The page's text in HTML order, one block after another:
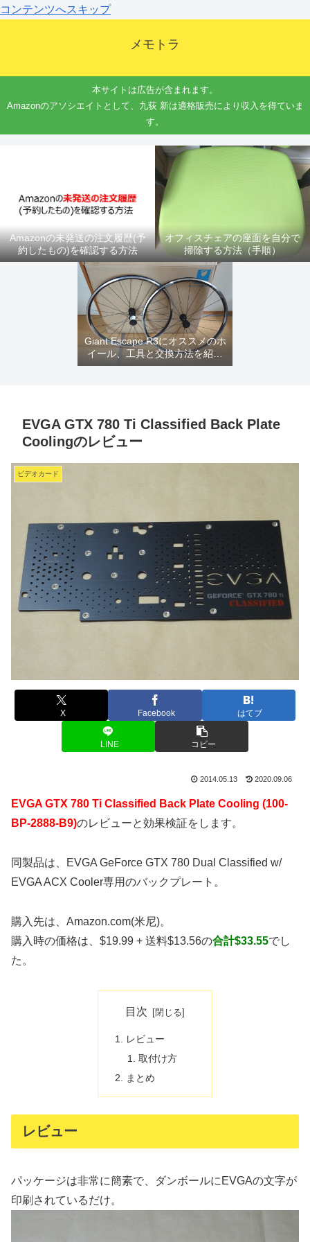
コンテンツへスキップ
メモトラ
本サイトは広告が含まれます。
Amazonのアソシエイトとして、九荻 新は適格販売により収入を得ていま
す。
Amazonの未発送の注文履歴(予
約したもの)を確認する方法
オフィスチェアの座面を自分で
掃除する方法（手順）
Giant Escape R3にオススメのホ
イール、工具と交換方法を紹介
するよ
EVGA GTX 780 Ti Classified Back Plate
Coolingのレビュー
ビデオカード
X Facebook はてブ
LINE コピー
2014.05.13 2020.09.06
EVGA GTX 780 Ti Classified Back Plate Cooling (100-
BP-2888-B9)のレビューと効果検証をします。
同製品は、EVGA GeForce GTX 780 Dual Classified w/
EVGA ACX Cooler専用のバックプレート。
購入先は、Amazon.com(米尼)。
購入時の価格は、$19.99 + 送料$13.56の合計$33.55でし
た。
目次
レビュー
取付け方
まとめ
レビュー
パッケージは非常に簡素で、ダンボールにEVGAの文字が
印刷されているだけ。